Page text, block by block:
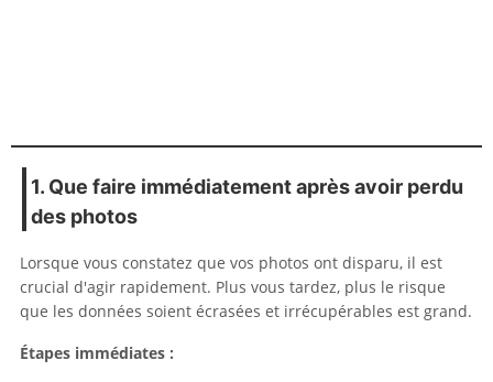
1. Que faire immédiatement après avoir perdu
des photos
Lorsque vous constatez que vos photos ont disparu, il est
crucial d'agir rapidement. Plus vous tardez, plus le risque
que les données soient écrasées et irrécupérables est grand.
Étapes immédiates :